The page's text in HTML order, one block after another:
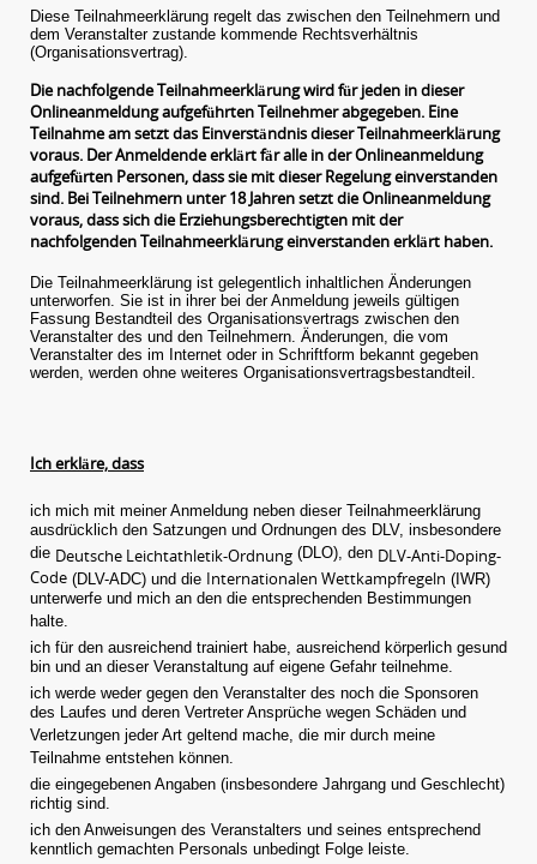
Diese Teilnahmeerklärung regelt das zwischen den Teilnehmern und
dem Veranstalter zustande kommende Rechtsverhältnis
(Organisationsvertrag).
Die nachfolgende Teilnahmeerklärung wird für jeden in dieser
Onlineanmeldung aufgeführten Teilnehmer abgegeben. Eine
Teilnahme am setzt das Einverständnis dieser Teilnahmeerklärung
voraus. Der Anmeldende erklärt fär alle in der Onlineanmeldung
aufgefürten Personen, dass sie mit dieser Regelung einverstanden
sind. Bei Teilnehmern unter 18 Jahren setzt die Onlineanmeldung
voraus, dass sich die Erziehungsberechtigten mit der
nachfolgenden Teilnahmeerklärung einverstanden erklärt haben.
Die Teilnahmeerklärung ist gelegentlich inhaltlichen Änderungen
unterworfen. Sie ist in ihrer bei der Anmeldung jeweils gültigen
Fassung Bestandteil des Organisationsvertrags zwischen den
Veranstalter des und den Teilnehmern. Änderungen, die vom
Veranstalter des im Internet oder in Schriftform bekannt gegeben
werden, werden ohne weiteres Organisationsvertragsbestandteil.
Ich erkläre, dass
ich mich mit meiner Anmeldung neben dieser Teilnahmeerklärung
ausdrücklich den Satzungen und Ordnungen des DLV, insbesondere
die Deutsche Leichtathletik-Ordnung (DLO), den DLV-Anti-Doping-
Code (DLV-ADC) und die Internationalen Wettkampfregeln (IWR)
unterwerfe und mich an den die entsprechenden Bestimmungen
halte.
ich für den ausreichend trainiert habe, ausreichend körperlich gesund
bin und an dieser Veranstaltung auf eigene Gefahr teilnehme.
ich werde weder gegen den Veranstalter des noch die Sponsoren
des Laufes und deren Vertreter Ansprüche wegen Schäden und
Verletzungen jeder Art geltend mache, die mir durch meine
Teilnahme entstehen können.
die eingegebenen Angaben (insbesondere Jahrgang und Geschlecht)
richtig sind.
ich den Anweisungen des Veranstalters und seines entsprechend
kenntlich gemachten Personals unbedingt Folge leiste.